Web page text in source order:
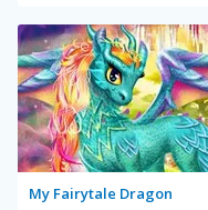
My Fairytale Dragon